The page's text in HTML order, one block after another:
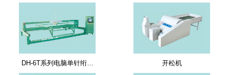
DH-6T系列电脑单针绗… 开松机